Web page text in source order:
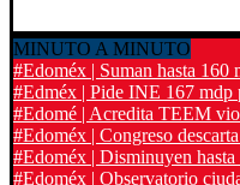
MINUTO A MINUTO
#Edoméx | Suman hasta 160
#Edméx | Pide INE 167 mdp
#Edomé | Acredita TEEM
#Edoméx | Congreso
#Edoméx | Disminuyen
#Edoméx | Observatorio